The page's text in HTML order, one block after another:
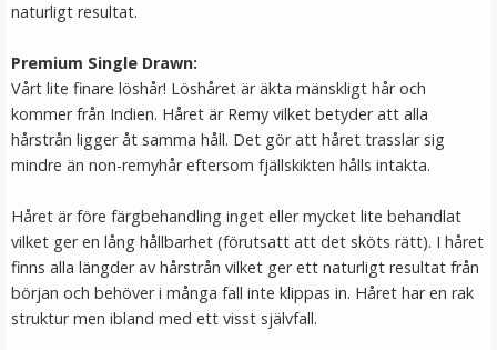
★★★★★
naturligt resultat.
Premium Single Drawn:
Vårt lite finare löshår! Löshåret är äkta mänskligt hår och
kommer från Indien. Håret är Remy vilket betyder att alla
hårstrån ligger åt samma håll. Det gör att håret trasslar sig
mindre än non-remyhår eftersom fjällskikten hålls intakta.
Håret är före färgbehandling inget eller mycket lite behandlat
vilket ger en lång hållbarhet (förutsatt att det sköts rätt). I håret
finns alla längder av hårstrån vilket ger ett naturligt resultat från
början och behöver i många fall inte klippas in. Håret har en rak
struktur men ibland med ett visst självfall.